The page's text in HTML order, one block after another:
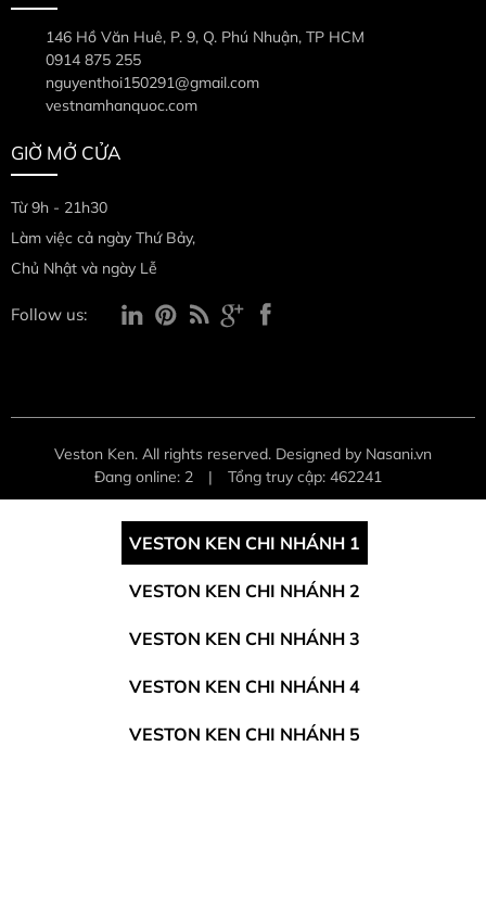
146 Hồ Văn Huê, P. 9, Q. Phú Nhuận, TP HCM
0914 875 255
nguyenthoi150291@gmail.com
vestnamhanquoc.com
GIỜ MỞ CỬA
Từ 9h - 21h30
Làm việc cả ngày Thứ Bảy,
Chủ Nhật và ngày Lễ
Follow us:
Veston Ken. All rights reserved. Designed by Nasani.vn
Đang online: 2
| Tổng truy cập: 462241
VESTON KEN CHI NHÁNH 1
VESTON KEN CHI NHÁNH 2
VESTON KEN CHI NHÁNH 3
VESTON KEN CHI NHÁNH 4
VESTON KEN CHI NHÁNH 5